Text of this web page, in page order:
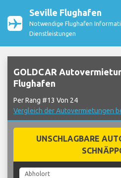
Seville Flughafen
Notwendige Flughafen
Dienstleistungen
GOLDCAR
Flughafen
Per Rang #13 Von 24
Vergleich der Autovermietungen
UNSCHLAGBARE
Abholort